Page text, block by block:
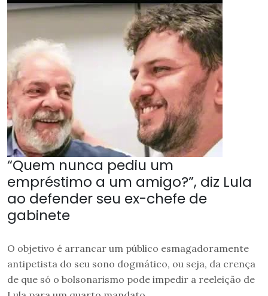
“Quem nunca pediu um
empréstimo a um amigo?”, diz Lula
ao defender seu ex-chefe de
gabinete
O objetivo é arrancar um público esmagadoramente
antipetista do seu sono dogmático, ou seja, da crença
de que só o bolsonarismo pode impedir a reeleição de